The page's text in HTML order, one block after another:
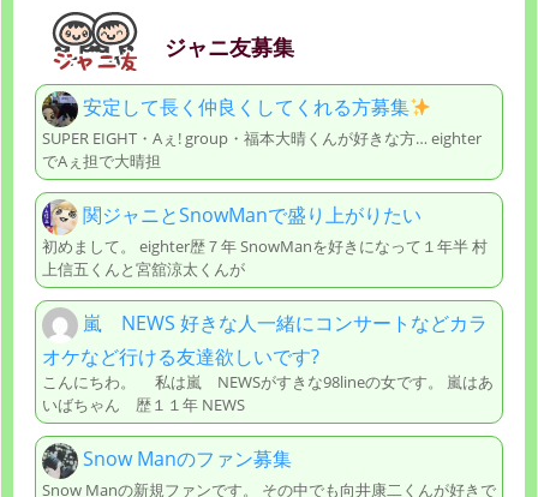
ジャニ友募集
安定して長く仲良くしてくれる方募集
SUPER EIGHT・Aぇ! group・福本大晴くんが好きな方… eighter
でAぇ担で大晴担
関ジャニとSnowManで盛り上がりたい
初めまして。 eighter歴７年 SnowManを好きになって１年半 村
上信五くんと宮舘涼太くんが
嵐 NEWS 好きな人一緒にコンサートなどカラ
オケなど行ける友達欲しいです?
こんにちわ。 私は嵐 NEWSがすきな98lineの女です。 嵐はあ
いばちゃん 歴１１年 NEWS
Snow Manのファン募集
Snow Manの新規ファンです。 その中でも向井康二くんが好きで